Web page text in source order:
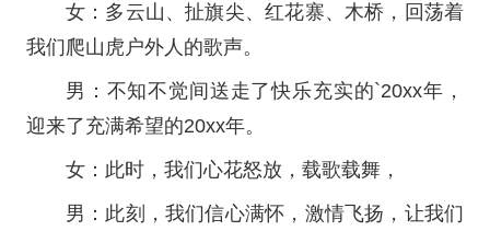
女：多云山、扯旗尖、红花寨、木桥，回荡着
我们爬山虎户外人的歌声。
男：不知不觉间送走了快乐充实的`20xx年，
迎来了充满希望的20xx年。
女：此时，我们心花怒放，载歌载舞，
男：此刻，我们信心满怀，激情飞扬，让我们